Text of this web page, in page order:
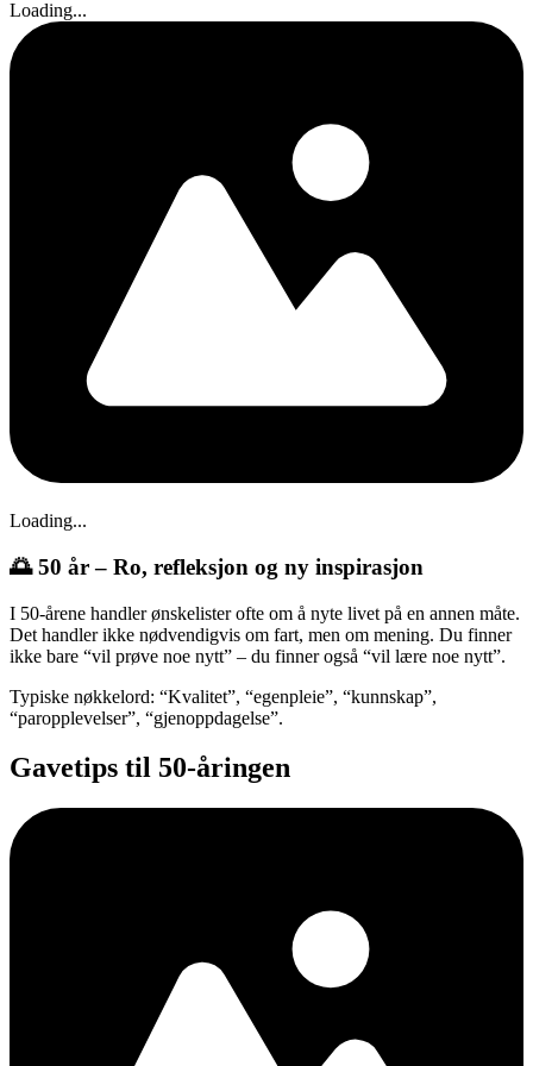
Loading...
Loading...
🌅 50 år – Ro, refleksjon og ny inspirasjon
I 50-årene handler ønskelister ofte om å nyte livet på en annen måte.
Det handler ikke nødvendigvis om fart, men om mening. Du finner
ikke bare “vil prøve noe nytt” – du finner også “vil lære noe nytt”.
Typiske nøkkelord: “Kvalitet”, “egenpleie”, “kunnskap”,
“paropplevelser”, “gjenoppdagelse”.
Gavetips til 50-åringen